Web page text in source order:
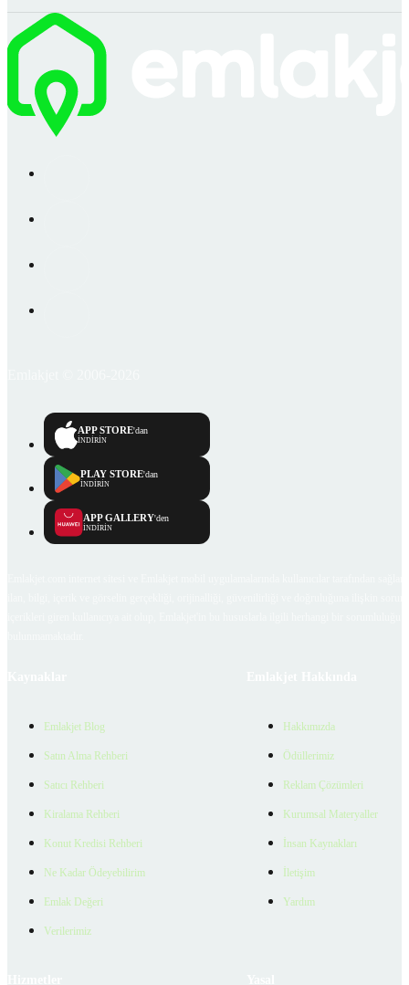
APP STORE'dan
İNDİRİN
PLAY STORE'dan
İNDİRİN
APP GALLERY'den
İNDİRİN
Emlakjet Blog
Satın Alma Rehberi
Satıcı Rehberi
Kiralama Rehberi
Konut Kredisi Rehberi
Ne Kadar Ödeyebilirim
Emlak Değeri
Verilerimiz
Hakkımızda
Ödüllerimiz
Reklam Çözümleri
Kurumsal Materyaller
İnsan Kaynakları
İletişim
Yardım